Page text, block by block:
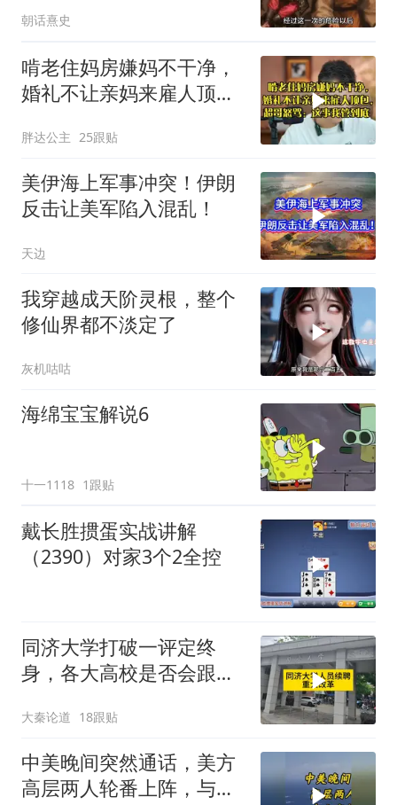
朝话熹史
啃老住妈房嫌妈不干净，
婚礼不让亲妈来雇人顶
胖达公主 25跟贴
美伊海上军事冲突！伊朗
反击让美军陷入混乱！
天边
我穿越成天阶灵根，整个
修仙界都不淡定了
灰机咕咕
海绵宝宝解说6
十一1118 1跟贴
戴长胜掼蛋实战讲解
（2390）对家3个2全控
同济大学打破一评定终
身，各大高校是否会跟进
大秦论道 18跟贴
中美晚间突然通话，美方
高层两人轮番上阵，与中